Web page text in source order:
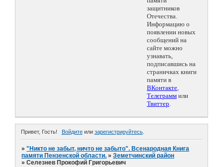
защитников
Отечества.
Информацию о
появлении новых
сообщений на
сайте можно
узнавать,
подписавшись на
страничках книги
памяти в
ВКонтакте,
Телеграмм или
Твиттер.
Привет, Гость! Войдитеили зарегистрируйтесь.
»"Никто не забыт, ничто не забыто". Всенародная Книга
памяти Пензенской области. »Земетчинский район
»Селезнев Прокофий Григорьевич